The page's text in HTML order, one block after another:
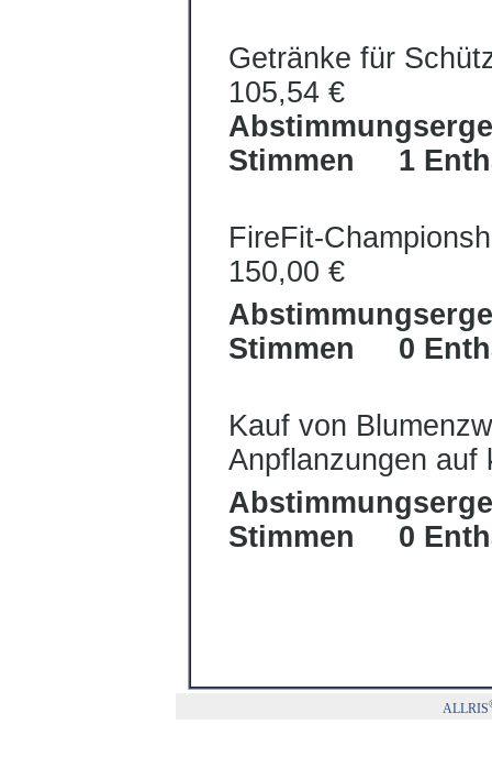
Getränke für
105,54 €
Stimmen 1
FireFit-
150,00 €
Stimmen 0
Kauf von Blumenz
Anpflanzungen auf
Stimmen 0
ALLRIS